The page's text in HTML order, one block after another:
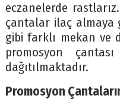
eczanelerde
çantalar ilaç almaya
gibi farklı mekan ve
promosyon
dağıtılmaktadır.
Promosyon